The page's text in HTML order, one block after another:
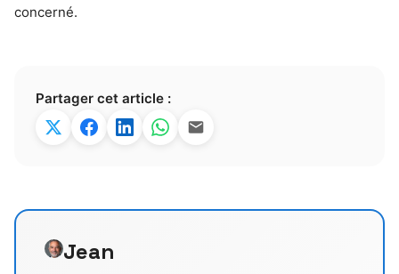
concerné.
Partager cet article :
Jean